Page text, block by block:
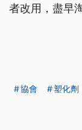
者改用，盡早
協會 塑化劑